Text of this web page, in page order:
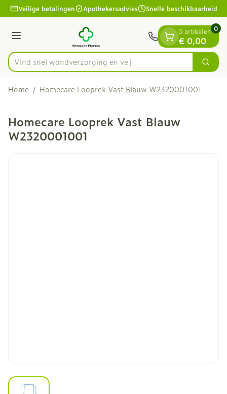
Ga naar de inhoud
1 van 1
Veilige betalingen Apothekersadvies Snelle beschikbaarheid
Menu
Product, merk, categorie...
Vind snel wondverzorgin Zoek
0 artikelen
€ 0,00
0
Home / Homecare Looprek Vast Blauw W2320001001
Homecare Looprek Vast Blauw
W2320001001
View larger image